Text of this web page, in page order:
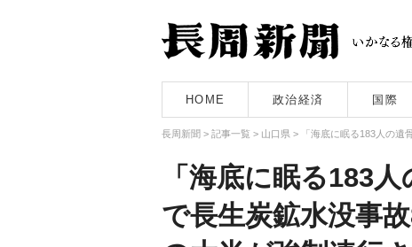
HOME 政治経済 国際
長周新聞 > 記事一覧 > 山口県 > 「海底に眠る183人の
「海底に眠る183
で長生炭鉱水没事